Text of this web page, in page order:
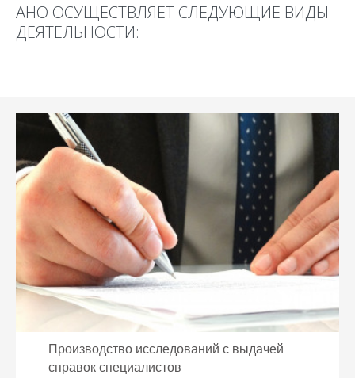
АНО ОСУЩЕСТВЛЯЕТ СЛЕДУЮЩИЕ ВИДЫ
ДЕЯТЕЛЬНОСТИ:
Производство исследований с выдачей
справок специалистов